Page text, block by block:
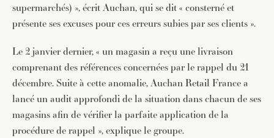
supermarchés) », écrit Auchan, qui se dit « consterné et
présente ses excuses pour ces erreurs subies par ses clients ».
Le 2 janvier dernier, « un magasin a reçu une livraison
comprenant des références concernées par le rappel du 21
décembre. Suite à cette anomalie, Auchan Retail France a
lancé un audit approfondi de la situation dans chacun de ses
magasins afin de vérifier la parfaite application de la
procédure de rappel », explique le groupe.